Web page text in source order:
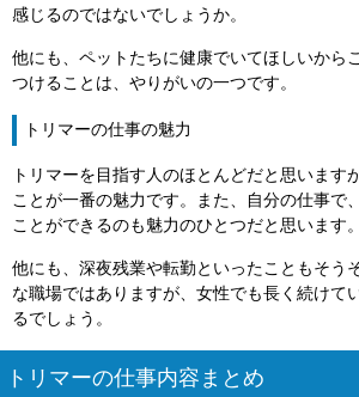
感じるのではないでしょうか。
他にも、ペットたちに健康でいてほしいから
つけることは、やりがいの一つです。
トリマーの仕事の魅力
トリマーを目指す人のほとんどだと思います
ことが一番の魅力です。また、自分の仕事で
ことができるのも魅力のひとつだと思います。
他にも、深夜残業や転勤といったこともそう
な職場ではありますが、女性でも長く続けて
るでしょう。
トリマーの仕事内容まとめ